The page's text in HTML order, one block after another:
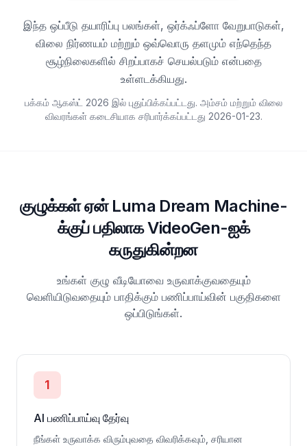
இந்த ஒப்பீடு தயாரிப்பு பலங்கள், ஒர்க்ஃப்ளோ வேறுபாடுகள்,
விலை நிர்ணயம் மற்றும் ஒவ்வொரு தளமும் எந்தெந்த
சூழ்நிலைகளில் சிறப்பாகச் செயல்படும் என்பதை
உள்ளடக்கியது.
பக்கம் ஆகஸ்ட் 2026 இல் புதுப்பிக்கப்பட்டது. அம்சம் மற்றும் விலை
விவரங்கள் கடைசியாக சரிபார்க்கப்பட்டது 2026-01-23.
குழுக்கள் ஏன் Luma Dream Machine-
க்குப் பதிலாக VideoGen-ஐக்
கருதுகின்றன
உங்கள் குழு வீடியோவை உருவாக்குவதையும்
வெளியிடுவதையும் பாதிக்கும் பணிப்பாய்வின் பகுதிகளை
ஒப்பிடுங்கள்.
1
AI பணிப்பாய்வு தேர்வு
நீங்கள் உருவாக்க விரும்புவதை விவரிக்கவும், சரியான